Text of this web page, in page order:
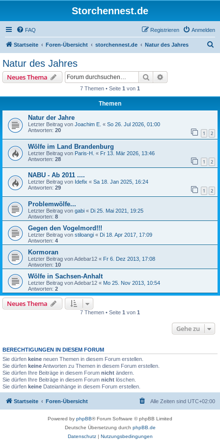
Storchennest.de
FAQ Anmelden
Registrieren
Startseite Foren-Übersicht storchennest.de Natur des Jahres
Natur des Jahres
Neues Thema Suche
7 Themen • Seite 1 von 1
Themen
Natur der Jahre
Letzter Beitrag von Joachim E. « So 26. Jul 2026, 01:00
Antworten: 20 1 2
Wölfe im Land Brandenburg
Letzter Beitrag von Paris-H. « Fr 13. Mär 2026, 13:46
Antworten: 28 1 2
NABU - Ab 2011 ....
Letzter Beitrag von Idefix « Sa 18. Jan 2025, 16:24
Antworten: 29 1 2
Problemwölfe...
Letzter Beitrag von gabi « Di 25. Mai 2021, 19:25
Antworten: 8
Gegen den Vogelmord!!!
Letzter Beitrag von stiloangi « Di 18. Apr 2017, 17:09
Antworten: 4
Kormoran
Letzter Beitrag vonAdebar12 « Fr 6. Dez 2013, 17:08
Antworten: 10
Wölfe in Sachsen-Anhalt
Letzter Beitrag vonAdebar12 « Mo 25. Nov 2013, 10:54
Antworten: 2
Neues Thema
7 Themen • Seite 1 von 1
Gehe zu
BERECHTIGUNGEN IN DIESEM FORUM
Sie dürfen keine neuen Themen in diesem Forum erstellen.
Sie dürfen keineAntworten zu Themen in diesem Forum erstellen.
Sie dürfen Ihre Beiträge in diesem Forum nicht ändern.
Sie dürfen Ihre Beiträge in diesem Forum nicht löschen.
Sie dürfen keine Dateianhänge in diesem Forum erstellen.
Startseite Foren-Übersicht Alle Zeiten sind UTC+02:00
Powered by phpBB® Forum Software © phpBB Limited
Deutsche Übersetzung durch phpBB.de
Datenschutz| Nutzungsbedingungen